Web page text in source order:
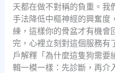
天都在做不對稱的負重。我
手法降低中樞神經的興奮度
練，這樣你的骨盆才有機會
完，心裡立刻對這個服務
戶解釋「為什麼這隻狗需要
輯一模一樣：先診斷，再介